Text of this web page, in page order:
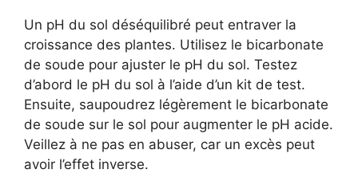
Un pH du sol déséquilibré peut entraver la
croissance des plantes. Utilisez le bicarbonate
de soude pour ajuster le pH du sol. Testez
d’abord le pH du sol à l’aide d’un kit de test.
Ensuite, saupoudrez légèrement le bicarbonate
de soude sur le sol pour augmenter le pH acide.
Veillez à ne pas en abuser, car un excès peut
avoir l’effet inverse.